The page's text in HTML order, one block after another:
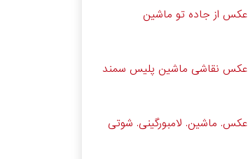
عکس از جاده تو ماشین
عکس نقاشی ماشین پلیس سمند
عکس. ماشین. لامبورگینی. شوتی